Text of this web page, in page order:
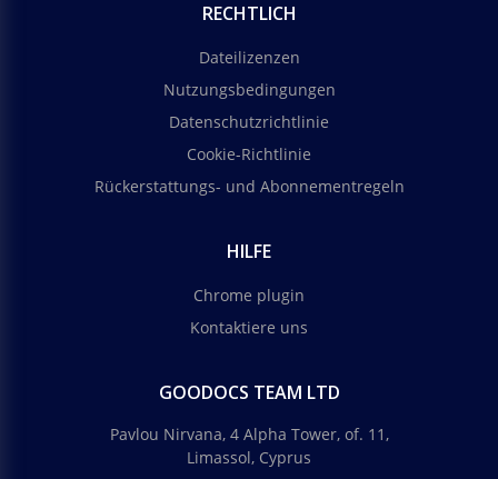
RECHTLICH
Dateilizenzen
Nutzungsbedingungen
Datenschutzrichtlinie
Cookie-Richtlinie
Rückerstattungs- und Abonnementregeln
HILFE
Chrome plugin
Kontaktiere uns
GOODOCS TEAM LTD
Pavlou Nirvana, 4 Alpha Tower, of. 11,
Limassol, Cyprus